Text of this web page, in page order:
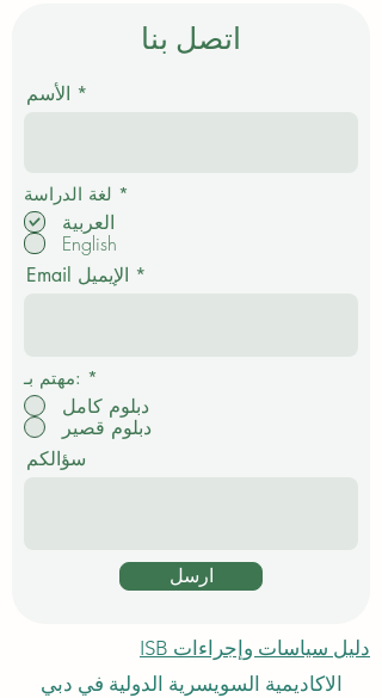
اتصل بنا
الأسم
لغة الدراسة *
م
العربية
English
Email الإيميل
مهتم بـ: *
دبلوم كامل
دبلوم قصير
سؤالكم
ارسل
دليل سياسات وإجراءات ISB
الاكاديمية السويسرية الدولية في دبي